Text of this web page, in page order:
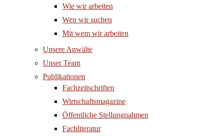
Wie wir arbeiten
Wen wir suchen
Mit wem wir arbeiten
Unsere Anwälte
Unser Team
Publikationen
Fachzeitschriften
Wirtschaftsmagazine
Öffentliche Stellungnahmen
Fachliteratur